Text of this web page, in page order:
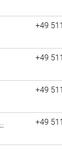
+49
+49
+49
+49